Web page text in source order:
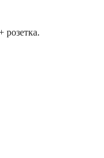
розетка.